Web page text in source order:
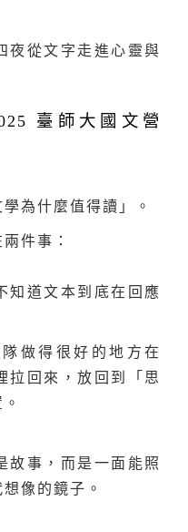
夜從文字走進心靈與
臺師大國文營
為什麼值得讀」。
件事：
知道文本到底在回應
做得很好的地方在
拉回來，放回到「思
故事，而是一面能照
像的鏡子。